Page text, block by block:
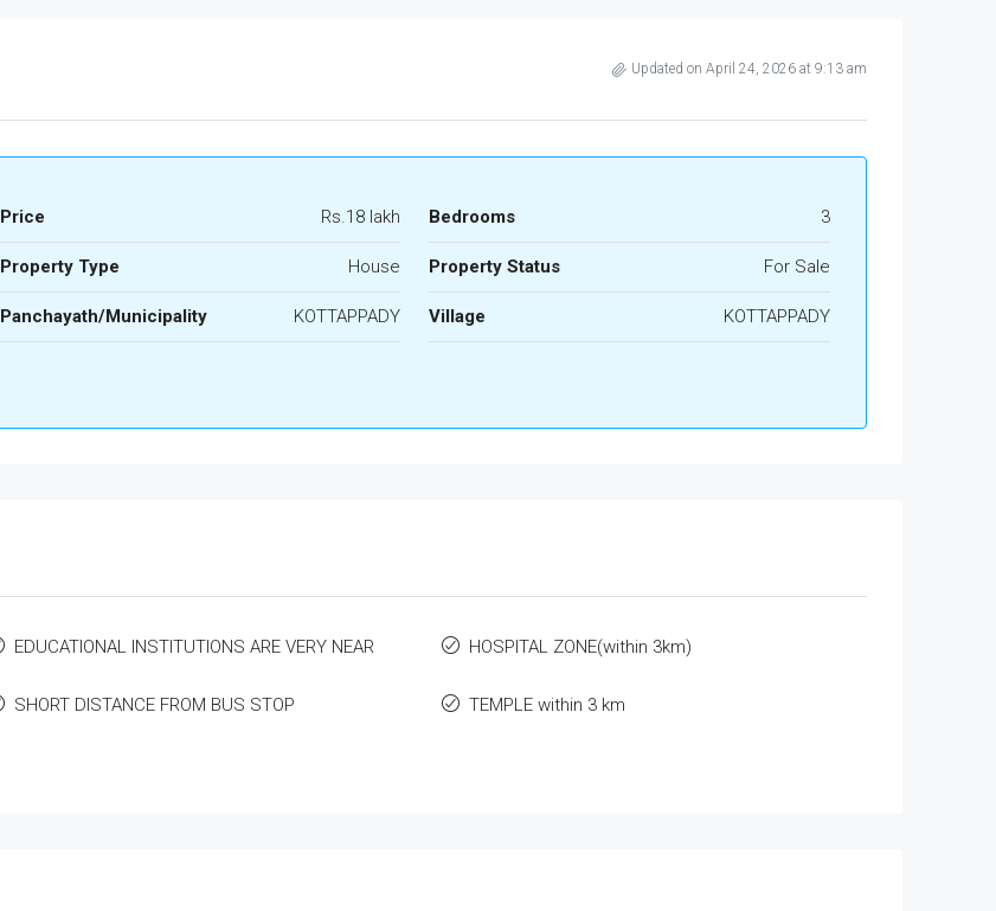
Updated on April 24, 2026 at 9:13 am
Price Rs.18 lakh Bedrooms 3
Property Type House Property Status For Sale
Panchayath/Municipality KOTTAPPADY Village KOTTAPPADY
EDUCATIONAL INSTITUTIONS ARE VERY NEAR HOSPITAL ZONE(within 3km)
SHORT DISTANCE FROM BUS STOP TEMPLE within 3 km